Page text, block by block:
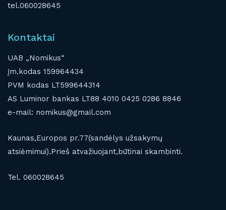
tel.060028645
Kontaktai
UAB „Nomikus“
Įm.kodas 159964434
PVM kodas LT599644314
AS Luminor bankas LT88 4010 0425 0286 8846
e-mail: nomikus@gmail.com
Kaunas,Europos pr.77(sandėlys užsakymų
atsiėmimui).Prieš atvažiuojant,būtinai skambinti.
Tel. 060028645